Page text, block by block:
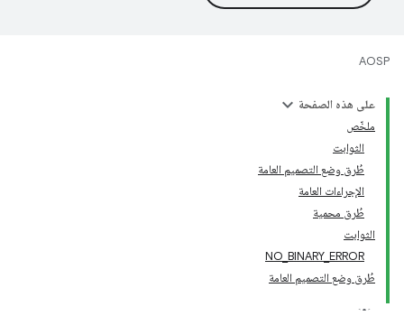
AOSP
على هذه الصفحة
ملخّص
الثوابت
طُرق وضع التصميم العامة
الإجراءات العامة
طُرق محمية
الثوابت
NO_BINARY_ERROR
طُرق وضع التصميم العامة